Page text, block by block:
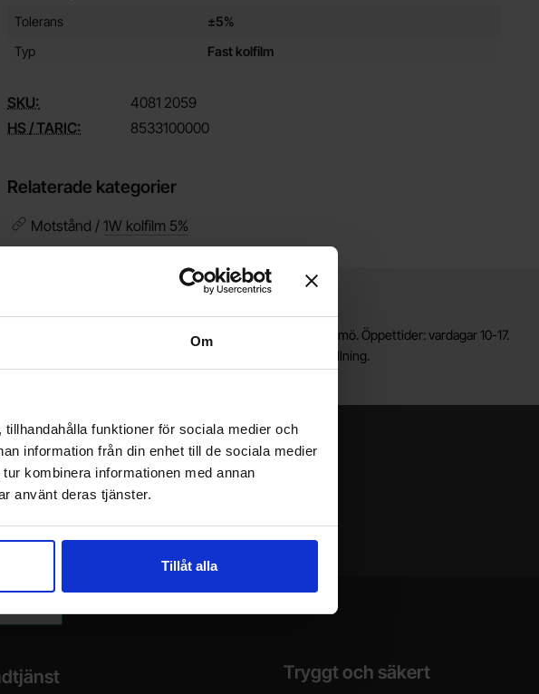
Om
funktioner för sociala medier och
information från din enhet till de sociala medier
kombinera informationen med annan
använt deras tjänster.
Tillåt alla
Tolerans
±5%
Typ
Fast kolfilm
SKU: 4081 2059
HS / TARIC:
8533100000
Relaterade kategorier
Motstånd / 1W kolfilm 5%
Välkommen till vår nya lagerbutik i Malmö. Öppettider: vardagar 10-17.
För snabbare service, gör en förbeställning.
direkt till min inkorg!
enkelt när du vill.
Tryggt och säkert